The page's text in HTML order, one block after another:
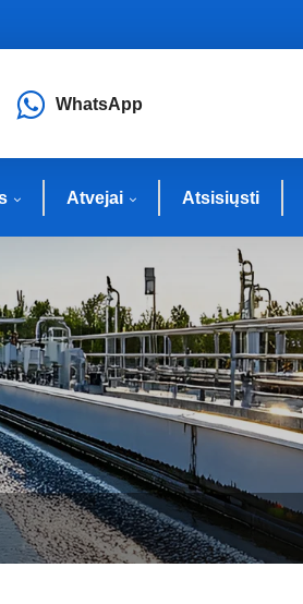
WhatsApp
Atvejai Atsisiųsti